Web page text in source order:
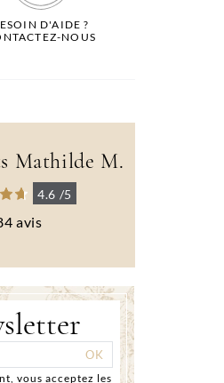
D'AIDE ?
NOUS
Mathilde M.
4.6 /5
avis
vous acceptez les